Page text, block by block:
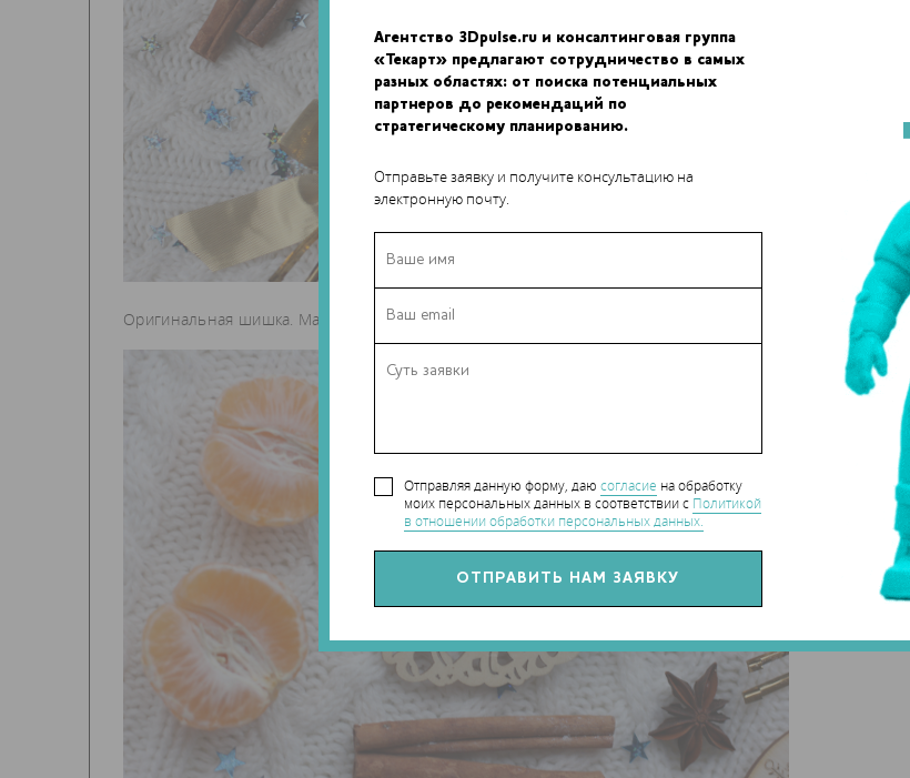
Агентство 3Dpulse.ru и консалтинговая группа
«Текарт» предлагают сотрудничество в самых
разных областях: от поиска потенциальных
партнеров до рекомендаций по
стратегическому планированию.
Отправьте заявку и получите консультацию на
электронную почту.
Отправляя данную форму, даю согласие на обработку
моих персональных данных в соответствии с Политикой
в отношении обработки персональных данных.
Оригинальная шишка. Мандарины и корица в комплект не входят.